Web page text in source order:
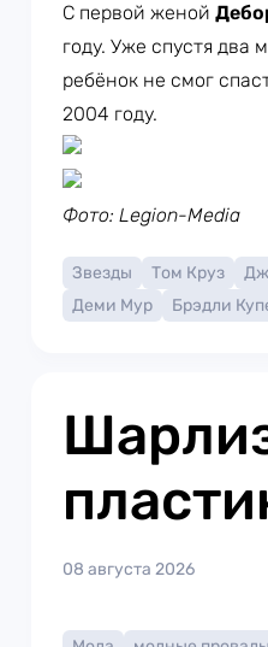
С первой женой
году. Уже спустя
ребёнок не смог
2004 году.
Фото: Legion-Media
Звезды Том Круз
Деми Мур
Брэдли
08 августа 2026